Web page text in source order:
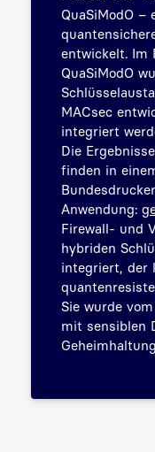
QuaSiModO –
entwickelt. Im
QuaSiModO
MACsec
integriert
Die
finden in
Anwendung:
Firewall- und
hybriden
integriert, der
Sie wurde
mit sensiblen